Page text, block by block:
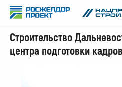
Строительство
центра подготовки